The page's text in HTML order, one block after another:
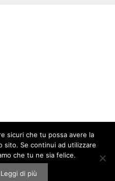
con
sicuri che tu possa avere la
sito. Se continui ad utilizzare
che tu ne sia felice.
Leggi di più